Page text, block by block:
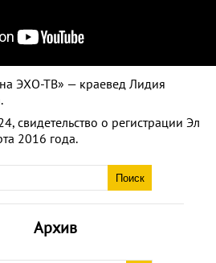
Архив
ЭХО-ТВ» — краевед Лидия
свидетельство о регистрации Эл
2016 года.